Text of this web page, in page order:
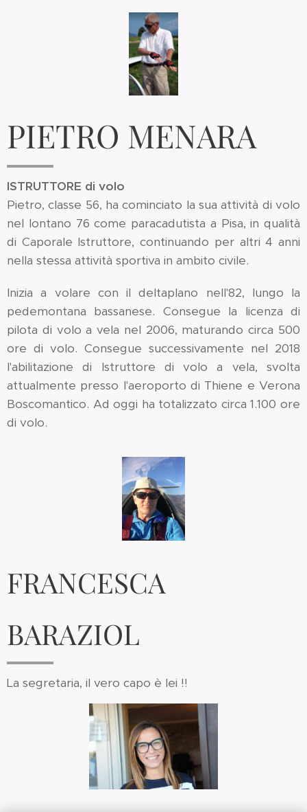
PIETRO MENARA
ISTRUTTORE di volo
Pietro, classe 56, ha cominciato la sua attività di volo
nel lontano 76 come paracadutista a Pisa, in qualità
di Caporale Istruttore, continuando per altri 4 anni
nella stessa attività sportiva in ambito civile.
Inizia a volare con il deltaplano nell'82, lungo la
pedemontana bassanese. Consegue la licenza di
pilota di volo a vela nel 2006, maturando circa 500
ore di volo. Consegue successivamente nel 2018
l'abilitazione di Istruttore di volo a vela, svolta
attualmente presso l'aeroporto di Thiene e Verona
Boscomantico. Ad oggi ha totalizzato circa 1.100 ore
di volo.
FRANCESCA
BARAZIOL
La segretaria, il vero capo è lei !!